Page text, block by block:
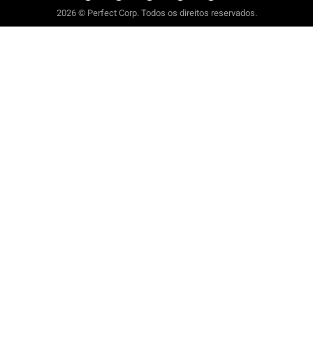
2026 © Perfect Corp. Todos os direitos reservados.